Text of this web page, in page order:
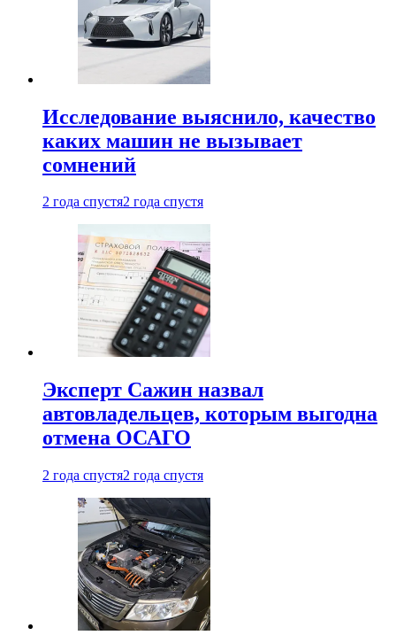
Исследование выяснило, качество
каких машин не вызывает
сомнений
2 года спустя2 года спустя
Эксперт Сажин назвал
автовладельцев, которым выгодна
отмена ОСАГО
2 года спустя2 года спустя